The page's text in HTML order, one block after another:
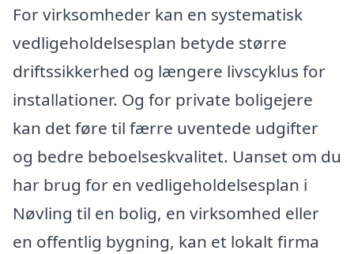
For virksomheder kan en systematisk
vedligeholdelsesplan betyde større
driftssikkerhed og længere livscyklus for
installationer. Og for private boligejere
kan det føre til færre uventede udgifter
og bedre beboelseskvalitet. Uanset om du
har brug for en vedligeholdelsesplan i
Nøvling til en bolig, en virksomhed eller
en offentlig bygning, kan et lokalt firma